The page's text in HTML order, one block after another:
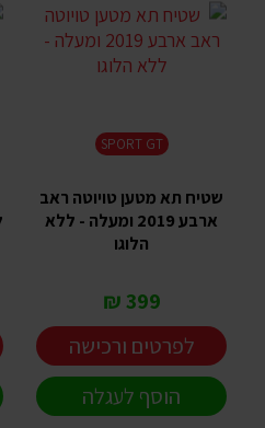
SPORT GT
שטיח תא מטען טויוטה ראב
ארבע 2019 ומעלה - ללא
הלוגו
399 ₪
לפרטים ורכישה
הוסף לעגלה